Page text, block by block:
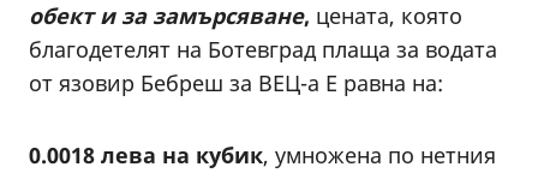
обект и за замърсяване, цената, която
благодетелят на Ботевград плаща за водата
от язовир Бебреш за ВЕЦ-а Е равна на:
0.0018 лева на кубик, умножена по нетния